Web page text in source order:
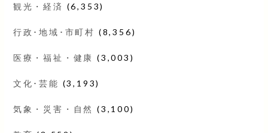
観光・経済 (6,353)
行政･地域･市町村 (8,356)
医療・福祉・健康 (3,003)
文化･芸能 (3,193)
気象・災害・自然 (3,100)